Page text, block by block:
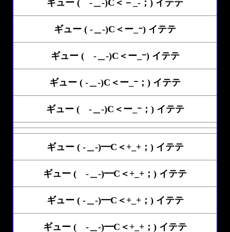
ギュー ( -＿-)C＜－_-；) イテテ
ギュー ( -＿-)C＜ー_ｰ) イテテ
ギュー ( -＿-)C＜ー_ｰ) イテテ
ギュー ( -＿-)C＜ー_ｰ；) イテテ
ギュー ( -＿-)C＜ー_ｰ；) イテテ
ギュー ( -＿-)━C＜+_+；) イテテ
ギュー ( -＿-)━C＜+_+；) イテテ
ギュー ( -＿-)━C＜+_+；) イテテ
ギュー ( -＿-)━C＜+_+；) イテテ